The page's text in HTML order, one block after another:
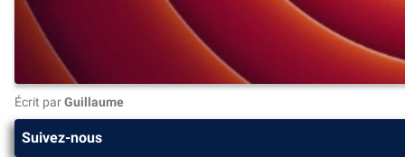
Écrit parGuillaume
Suivez-nous